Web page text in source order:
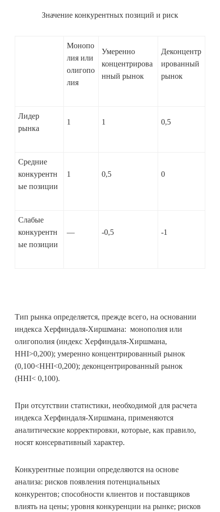
Значение конкурентных позиций и риск
Монопо
лия или
олигопо
лия
Умеренно
концентрирова
нный рынок
Деконцентр
ированный
рынок
Лидер
рынка
1 1 0,5
Средние
конкурентн
ые позиции
1 0,5 0
Слабые
конкурентн
ые позиции
— -0,5 -1
Тип рынка определяется, прежде всего, на основании
индекса Херфиндаля-Хиршмана: монополия или
олигополия (индекс Херфиндаля-Хиршмана,
HHI>0,200); умеренно концентрированный рынок
(0,100<HHI<0,200); деконцентрированный рынок
(HHI< 0,100).
При отсутствии статистики, необходимой для расчета
индекса Херфиндаля-Хиршмана, применяются
аналитические корректировки, которые, как правило,
носят консервативный характер.
Конкурентные позиции определяются на основе
анализа: рисков появления потенциальных
конкурентов; способности клиентов и поставщиков
влиять на цены; уровня конкуренции на рынке; рисков